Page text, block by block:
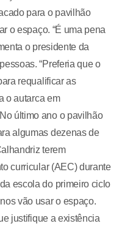
para o pavilhão
o espaço. “É uma pena
o presidente da
“Preferia que o
requalificar as
o autarca em
último ano o pavilhão
algumas dezenas de
terem
curricular (AEC) durante
escola do primeiro ciclo
vão usar o espaço.
justifique a existência